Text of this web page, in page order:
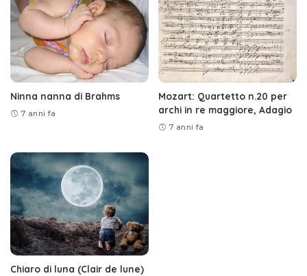
Ninna nanna di Brahms
7 anni fa
Mozart: Quartetto n.20 per
archi in re maggiore, Adagio
7 anni fa
Chiaro di luna (Clair de lune)